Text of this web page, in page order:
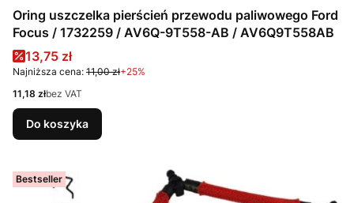
Oring uszczelka pierścień przewodu paliwowego Ford
Focus / 1732259 / AV6Q-9T558-AB / AV6Q9T558AB
Cena promocyjna
13,75 zł
Najniższa cena: 11,00 zł+25%
Cena
11,18 złbez VAT
Do koszyka
Bestseller